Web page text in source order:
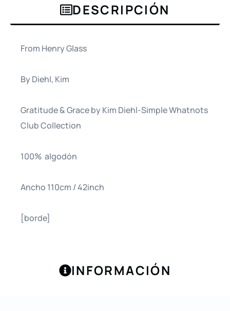
DESCRIPCIÓN
INFORMACIÓN
From Henry Glass
By Diehl, Kim
Gratitude & Grace by Kim Diehl-Simple Whatnots
Club Collection
100% algodón
Ancho 110cm / 42inch
[borde]